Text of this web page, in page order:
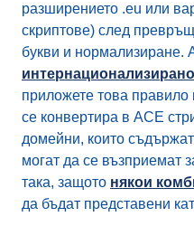
разширението .eu или
скриптове) след
букви и нормализиране.
приложете това
се конвертира в ACE
домейни, които
могат да се възприемат
така, защото някои
да бъдат представени